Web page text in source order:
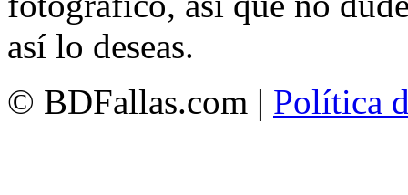
así lo deseas.
© BDFallas.com | Política